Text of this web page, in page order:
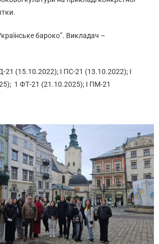
бароко”. Викладач –
21 (15.10.2022); І ПС-21 (13.10.2022); І
1 ФТ-21 (21.10.2025); І ПМ-21